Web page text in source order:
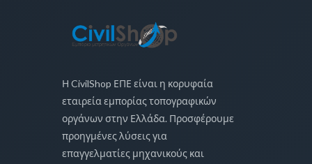
Η CivilShop ΕΠΕ είναι η κορυφαία
εταιρεία εμπορίας τοπογραφικών
οργάνων στην Ελλάδα. Προσφέρουμε
προηγμένες λύσεις για
επαγγελματίες μηχανικούς και